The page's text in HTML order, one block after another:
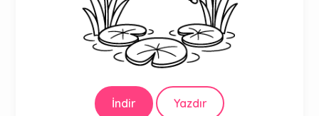
İndir Yazdır